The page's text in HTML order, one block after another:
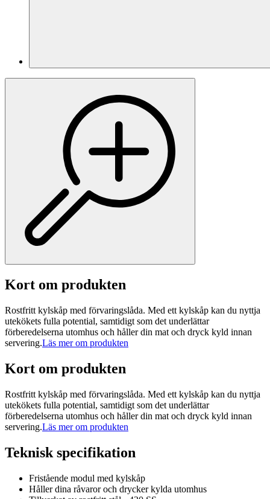
Kort om produkten
Rostfritt kylskåp med förvaringslåda. Med ett kylskåp kan du nyttja
utekökets fulla potential, samtidigt som det underlättar
förberedelserna utomhus och håller din mat och dryck kyld innan
servering.Läs mer om produkten
Kort om produkten
Rostfritt kylskåp med förvaringslåda. Med ett kylskåp kan du nyttja
utekökets fulla potential, samtidigt som det underlättar
förberedelserna utomhus och håller din mat och dryck kyld innan
servering.Läs mer om produkten
Teknisk specifikation
Fristående modul med kylskåp
Håller dina råvaror och drycker kylda utomhus